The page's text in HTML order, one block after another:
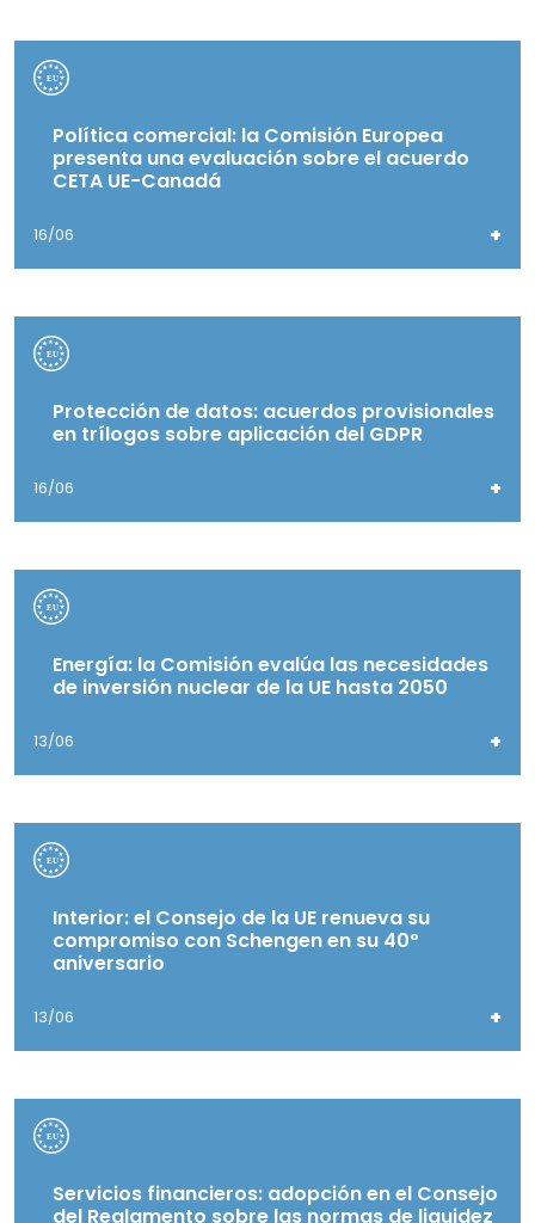
Política comercial: la Comisión Europea
presenta una evaluación sobre el acuerdo
CETA UE-Canadá
16/06 +
Protección de datos: acuerdos provisionales
en trílogos sobre aplicación del GDPR
16/06 +
Energía: la Comisión evalúa las necesidades
de inversión nuclear de la UE hasta 2050
13/06 +
Interior: el Consejo de la UE renueva su
compromiso con Schengen en su 40º
aniversario
13/06 +
Servicios financieros: adopción en el Consejo
del Reglamento sobre las normas de liquidez